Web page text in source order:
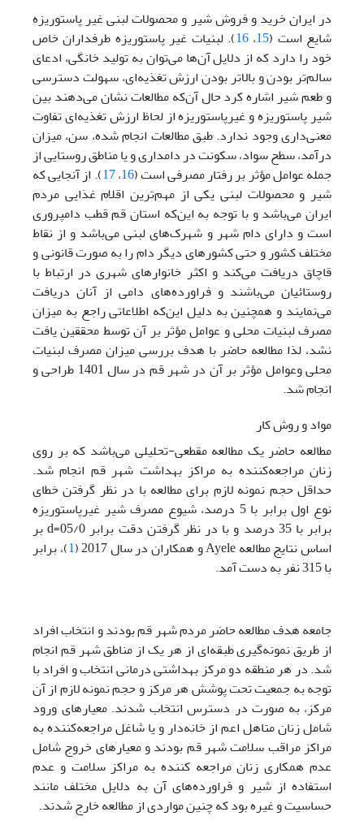
در ایران خرید و فروش شیر و محصولات لبنی غیر پاستوریزه
شایع است (15،16). لبنیات غیر پاستوریزه طرفداران خاص
خود را دارد که از دلایل آن‌ها می‌توان به تولید خانگی، ادعای
سالم‌تر بودن و بالاتر بودن ارزش تغذیه‌ای، سهولت دسترسی
و طعم شیر اشاره کرد حال آن‌که مطالعات نشان می‌دهند بین
شیر پاستوریزه و غیرپاستوریزه از لحاظ ارزش تغذیه‌ای تفاوت
معنی‌داری وجود ندارد. طبق مطالعات انجام شده، سن، میزان
درآمد، سطح سواد، سکونت در دامداری و یا مناطق روستایی از
جمله عوامل مؤثر بر رفتار مصرفی است (16،17). از آنجایی که
شیر و محصولات لبنی یکی از مهم‌ترین اقلام غذایی مردم
ایران می‌باشد و با توجه به این‌که استان قم قطب دامپروری
است و دارای دام ‌شهر و شهرک‌های لبنی می‌باشد و از نقاط
مختلف کشور و حتی کشورهای دیگر دام را به صورت قانونی و
قاچاق دریافت می‌کند و اکثر خانوارهای شهری در ارتباط با
روستائیان می‌باشند و فراورده‌های دامی از آنان دریافت
می‌نمایند و همچنین به دلیل این‌که اطلاعاتی راجع به میزان
مصرف لبنیات محلی و عوامل مؤثر بر آن توسط محققین یافت
نشد، لذا مطالعه حاضر با هدف بررسی میزان مصرف لبنیات
محلی وعوامل مؤثر بر آن در شهر قم در سال 1401 طراحی و
انجام شد.
مواد و روش کار
مطالعه حاضر یک مطالعه مقطعی-تحلیلی می‌باشد که بر روی
زنان مراجعه‌کننده به مراکز بهداشت شهر قم انجام شد.
حداقل حجم نمونه لازم برای مطالعه با در نظر گرفتن خطای
نوع اول برابر با 5 درصد، شیوع مصرف شیر غیرپاستوریزه
برابر با 35 درصد و با در نظر گرفتن دقت برابر 05/0=d بر
اساس نتایج مطالعه Ayele و همکاران در سال 2017 (
1)، برابر
با 315 نفر به دست آمد.
جامعه هدف مطالعه حاضر مردم شهر قم بودند و انتخاب افراد
از طریق نمونه‌گیری طبقه‌ای از هر یک از مناطق شهر قم انجام
شد. در هر منطقه دو مرکز بهداشتی درمانی انتخاب و افراد با
توجه به جمعیت تحت پوشش هر مرکز و حجم نمونه لازم از آن
مرکز، به صورت در دسترس انتخاب شدند. معیارهای ورود
شامل زنان متاهل اعم از خانه‌دار و یا شاغل مراجعه‌کننده به
مراکز مراقب سلامت شهر قم بودند و معیارهای خروج شامل
عدم همکاری زنان مراجعه کننده به مراکز سلامت و عدم
استفاده از شیر و فراورده‌های آن به دلایل مختلف مانند
حساسیت و غیره بود که چنین مواردی از مطالعه خارج شدند.